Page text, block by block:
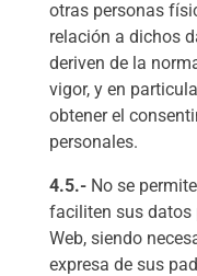
otras personas
relación a dichos
deriven de la
vigor, y en
obtener el
personales.
4.5.-No se
faciliten sus datos
Web, siendo
expresa de sus